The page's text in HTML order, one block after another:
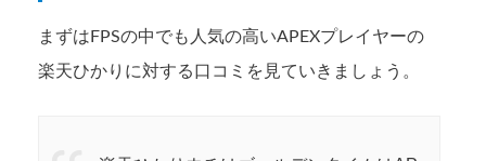
まずはFPSの中でも人気の高いAPEXプレイヤーの
楽天ひかりに対する口コミを見ていきましょう。